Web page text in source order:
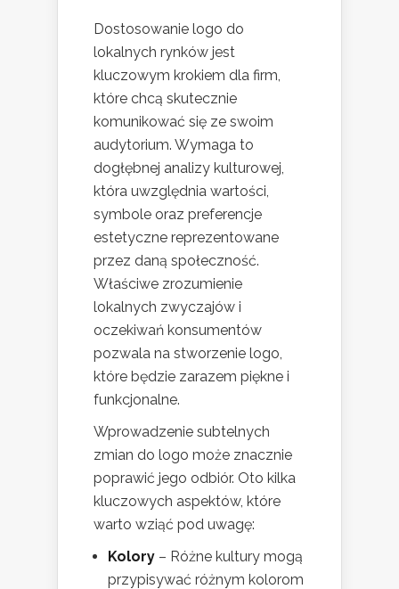
Dostosowanie logo do
lokalnych rynków jest
kluczowym krokiem dla firm,
które chcą skutecznie
komunikować się ze swoim
audytorium. Wymaga to
dogłębnej analizy kulturowej,
która uwzględnia wartości,
symbole oraz preferencje
estetyczne reprezentowane
przez daną społeczność.
Właściwe zrozumienie
lokalnych zwyczajów i
oczekiwań konsumentów
pozwala na stworzenie logo,
które będzie zarazem piękne i
funkcjonalne.
Wprowadzenie subtelnych
zmian do logo może znacznie
poprawić jego odbiór. Oto kilka
kluczowych aspektów, które
warto wziąć pod uwagę:
Kolory – Różne kultury mogą
przypisywać różnym kolorom